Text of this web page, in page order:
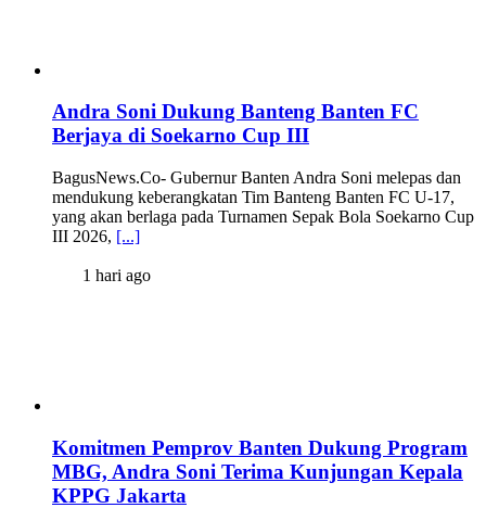
Andra Soni Dukung Banteng Banten FC
Berjaya di Soekarno Cup III
BagusNews.Co- Gubernur Banten Andra Soni melepas dan
mendukung keberangkatan Tim Banteng Banten FC U-17,
yang akan berlaga pada Turnamen Sepak Bola Soekarno Cup
III 2026, [...]
1 hari ago
Komitmen Pemprov Banten Dukung Program
MBG, Andra Soni Terima Kunjungan Kepala
KPPG Jakarta